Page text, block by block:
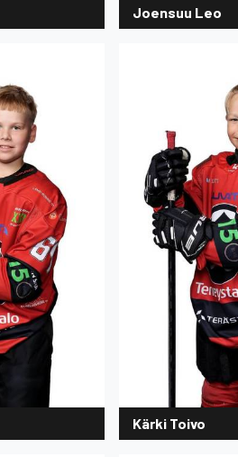
Joensuu Leo
Kärki Toivo